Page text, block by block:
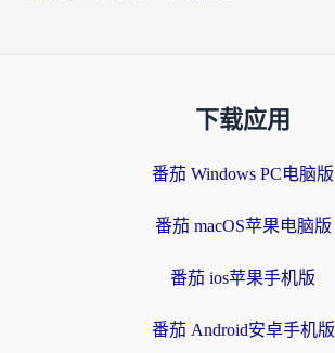
下载应用
番茄 Windows PC电脑版
番茄 macOS苹果电脑版
番茄 ios苹果手机版
番茄 Android安卓手机版